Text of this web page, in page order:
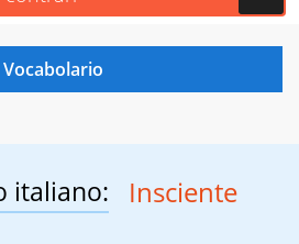
italiano: Insciente